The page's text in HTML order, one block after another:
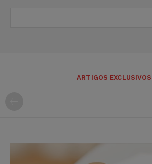
ARTIGOS EXCLUSIVOS